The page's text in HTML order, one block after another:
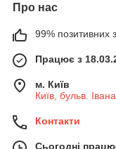
Про нас
99% позитивних з
Працює з
м. Київ
Київ, бульв.
Контакти
Сьогодні